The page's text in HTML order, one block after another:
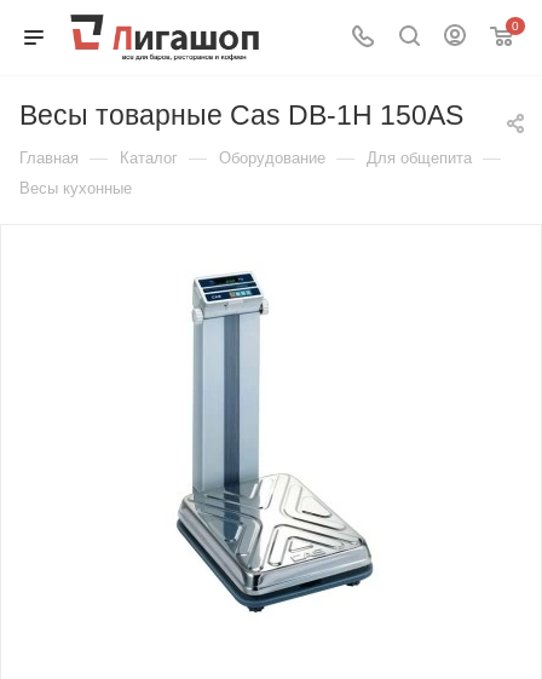
0
Весы товарные Cas DB-1H 150AS
Главная — Каталог — Оборудование — Для общепита —
Весы кухонные